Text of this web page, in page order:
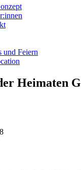
und Feiern
Heimaten